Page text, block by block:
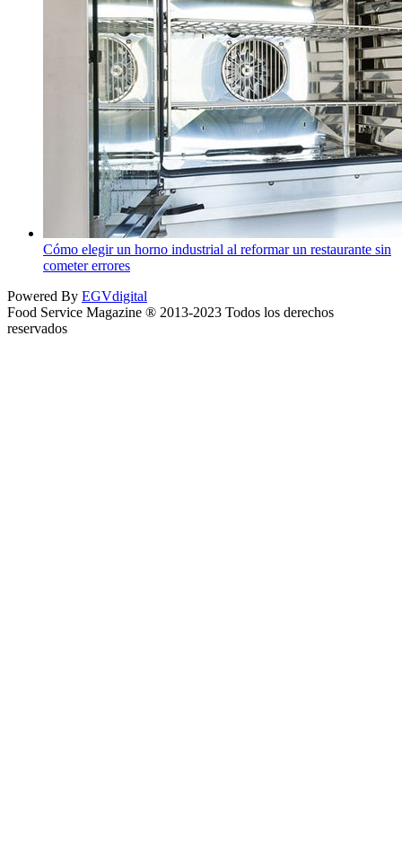
Cómo elegir un horno industrial al reformar un restaurante sin
cometer errores
Powered By EGVdigital
Food Service Magazine ® 2013-2023 Todos los derechos
reservados